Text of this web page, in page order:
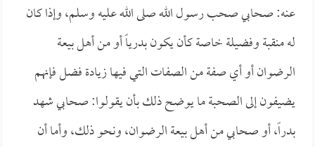
عنه: صحابي صحب رسول الله صلى الله عليه وسلم، وإذا كان
له منقبة وفضيلة خاصة كأن يكون بدرياً أو من أهل بيعة
الرضوان أو أي صفة من الصفات التي فيها زيادة فضل فإنهم
يضيفون إلى الصحبة ما يوضح ذلك بأن يقولوا: صحابي شهد
بدراً، أو صحابي من أهل بيعة الرضوان، ونحو ذلك، وأما أن